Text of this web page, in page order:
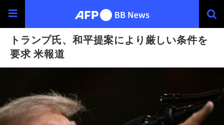
トランプ氏、和平提案により厳しい条件を
要求 米報道